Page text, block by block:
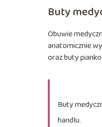
Buty
Obuwie
anatomicznie
oraz buty
Buty
handlu.